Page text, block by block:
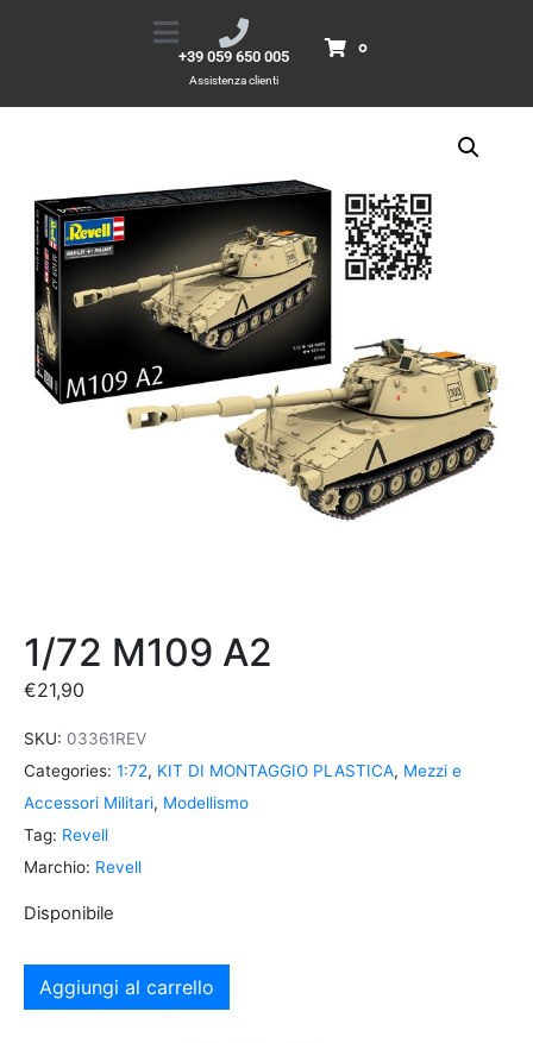
+39 059 650 005
Assistenza clienti
0
Prodotti 1/72 M109 A2
1/72 M109 A2
€21,90
SKU: 03361REV
Categories: 1:72, KIT DI MONTAGGIO PLASTICA, Mezzi e
Accessori Militari, Modellismo
Tag: Revell
Marchio: Revell
Disponibile
Aggiungi al carrello